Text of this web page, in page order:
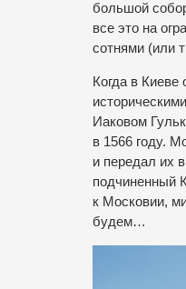
большой
все это на
сотнями (или
Когда в
Иаковом
в 1566 году.
и передал их
подчиненный
к Московии,
будем…